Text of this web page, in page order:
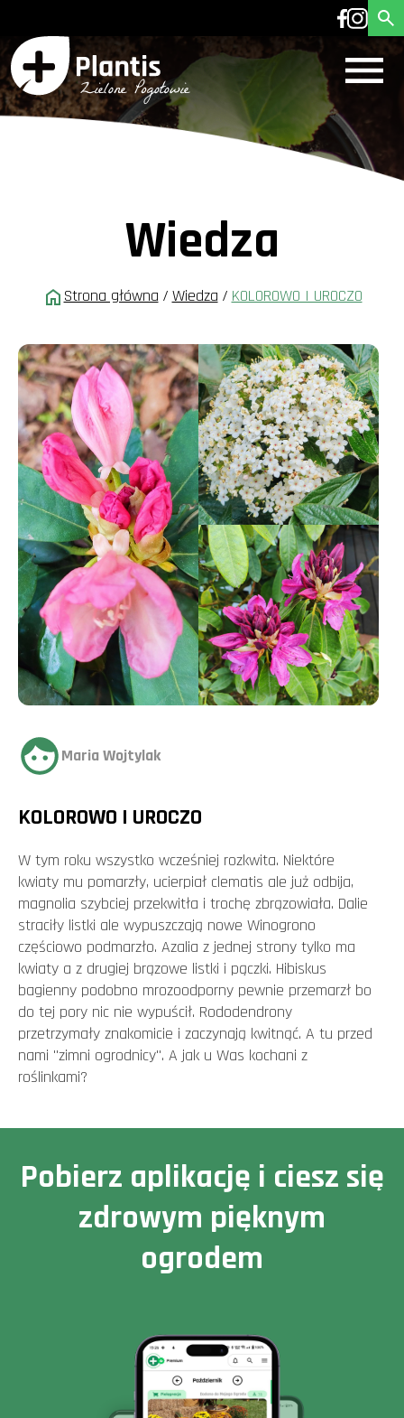
Wiedza
Strona główna / Wiedza / KOLOROWO I UROCZO
Maria Wojtylak
KOLOROWO I UROCZO
W tym roku wszystko wcześniej rozkwita. Niektóre
kwiaty mu pomarzły, ucierpiał clematis ale już odbija,
magnolia szybciej przekwitła i trochę zbrązowiała. Dalie
straciły listki ale wypuszczają nowe Winogrono
częściowo podmarzło. Azalia z jednej strony tylko ma
kwiaty a z drugiej brązowe listki i pączki. Hibiskus
bagienny podobno mrozoodporny pewnie przemarzł bo
do tej pory nic nie wypuścił. Rododendrony
przetrzymały znakomicie i zaczynają kwitnąć. A tu przed
nami "zimni ogrodnicy". A jak u Was kochani z
roślinkami?
Pobierz aplikację i ciesz się
zdrowym pięknym
ogrodem